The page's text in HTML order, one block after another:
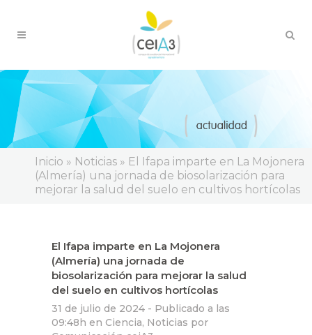
Inicio » Noticias » El Ifapa imparte en La Mojonera
(Almería) una jornada de biosolarización para
mejorar la salud del suelo en cultivos hortícolas
El Ifapa imparte en La Mojonera
(Almería) una jornada de
biosolarización para mejorar la salud
del suelo en cultivos hortícolas
31 de julio de 2024 - Publicado a las
09:48h en Ciencia, Noticias por